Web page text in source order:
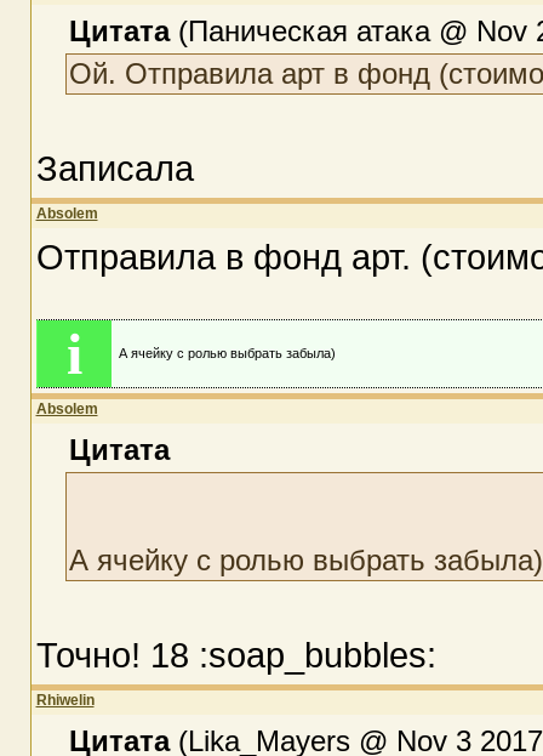
Цитата(Паническая атака @ Nov
Ой. Отправила арт в фонд
Записала
Absolem
Отправила в фонд арт.
i А ячейку с ролью выбрать забыла)
Absolem
Цитата
А ячейку с ролью выбрать забыла)
Точно! 18 :soap_bubbles:
Rhiwelin
Цитата(Lika_Mayers @ Nov 3